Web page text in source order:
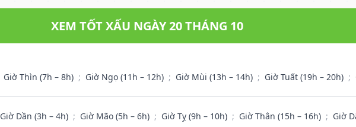
XEM TỐT XẤU NGÀY 20 THÁNG 10
Giờ Thìn (7h – 8h) ; Giờ Ngọ (11h – 12h) ; Giờ Mùi (13h – 14h) ; Giờ Tuất (19h – 20h) ;
Giờ Dần (3h – 4h) ; Giờ Mão (5h – 6h) ; Giờ Tỵ (9h – 10h) ; Giờ Thân (15h – 16h) ; Giờ